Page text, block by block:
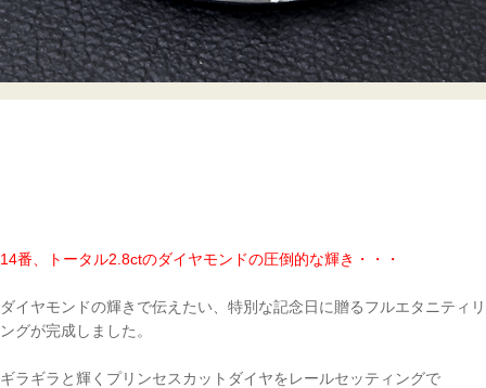
14番、トータル2.8ctのダイヤモンドの圧倒的な輝き・・・
ダイヤモンドの輝きで伝えたい、特別な記念日に贈るフルエタニティリ
ングが完成しました。
ギラギラと輝くプリンセスカットダイヤをレールセッティングで